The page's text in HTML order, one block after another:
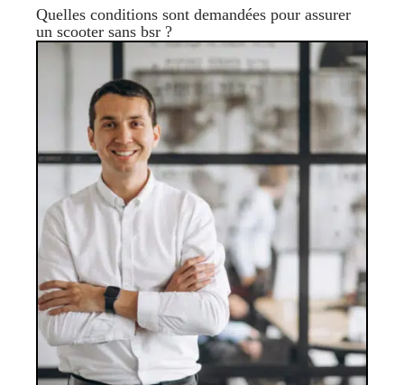
Quelles conditions sont demandées pour assurer
un scooter sans bsr ?